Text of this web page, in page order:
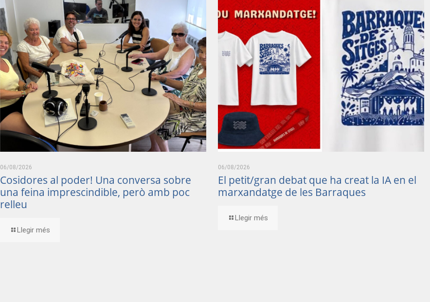
06/08/2026
Cosidores al poder! Una conversa sobre
una feina imprescindible, però amb poc
relleu
Llegir més
06/08/2026
El petit/gran debat que ha creat la IA en el
marxandatge de les Barraques
Llegir més